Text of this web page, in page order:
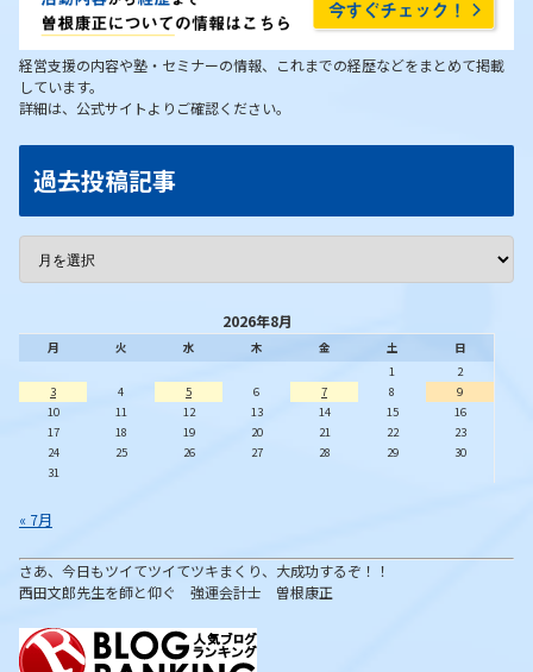
経営支援の内容や塾・セミナーの情報、これまでの経歴などをまとめて掲載
しています。
詳細は、公式サイトよりご確認ください。
過去投稿記事
2026年8月
月 火 水 木 金 土
日
1
2
3
4 5 6 7 8
9
10
11 12 13 14 15
16
17
18 19 20 21 22
23
24
25 26 27 28 29
30
31
« 7月
さあ、今日もツイてツイてツキまくり、大成功するぞ！！
西田文郎先生を師と仰ぐ 強運会計士 曽根康正